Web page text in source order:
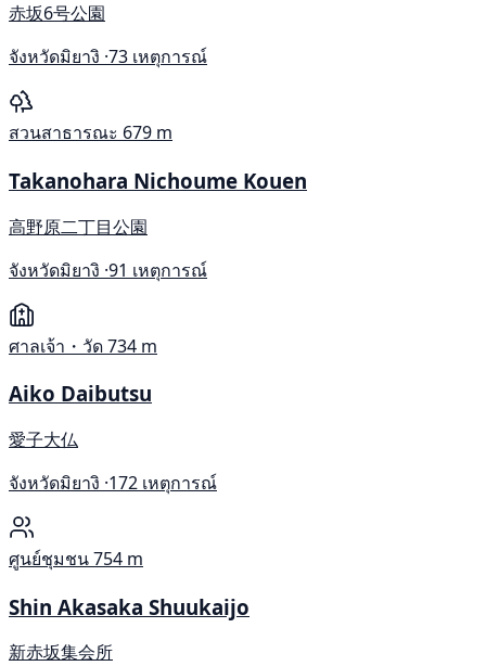
赤坂6号公園
จังหวัดมิยางิ ·73 เหตุการณ์
สวนสาธารณะ 679 m
Takanohara Nichoume Kouen
高野原二丁目公園
จังหวัดมิยางิ ·91 เหตุการณ์
ศาลเจ้า・วัด734 m
Aiko Daibutsu
愛子大仏
จังหวัดมิยางิ ·172 เหตุการณ์
ศูนย์ชุมชน754 m
Shin Akasaka Shuukaijo
新赤坂集会所